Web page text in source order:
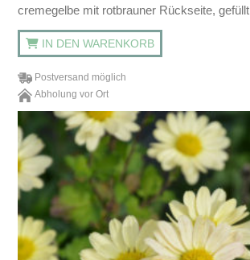
cremegelbe mit rotbrauner Rückseite, gefüllt
IN DEN WARENKORB
Postversand möglich
Abholung vor Ort